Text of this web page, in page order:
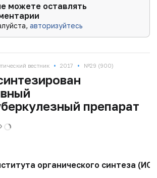
можете оставлять
авторизуйтесь
вестник • 2017 • №29 (900)
препарат
органического синтеза